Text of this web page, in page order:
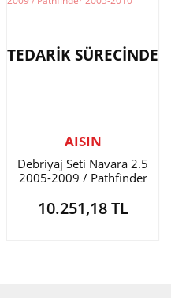
TEDARİK SÜRECİNDE
AISIN
Debriyaj Seti Navara 2.5
2005-2009 / Pathfinder
10.251,18 TL